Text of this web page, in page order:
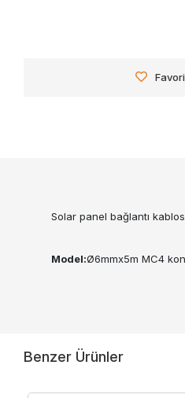
Solar panel bağlantı
Model:Ø6mmx5m MC4
Benzer Ürünler